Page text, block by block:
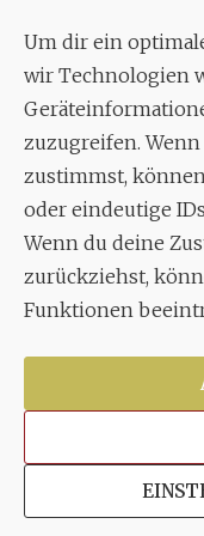
Um dir ein
wir Technologien
zuzugreifen.
zustimmst,
oder eindeutige
Wenn du deine
zurückziehst,
Funktionen
Tel.
Copyright © 2026